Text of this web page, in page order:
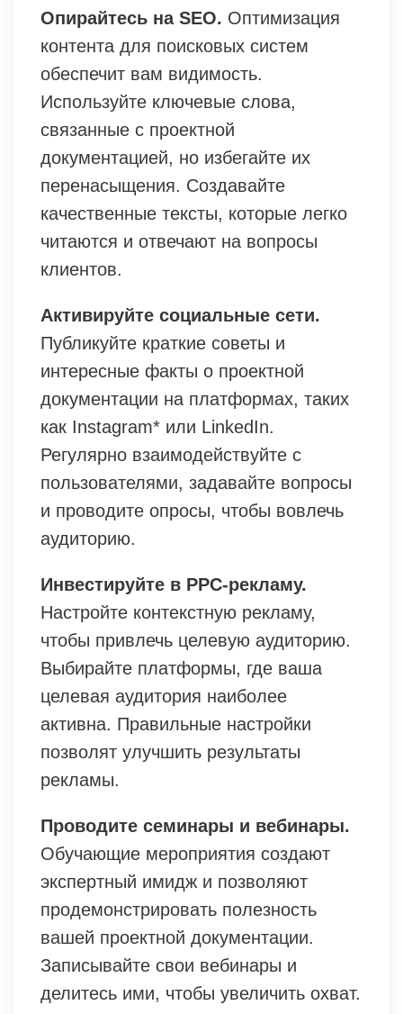
Опирайтесь на SEO. Оптимизация
контента для поисковых систем
обеспечит вам видимость.
Используйте ключевые слова,
связанные с проектной
документацией, но избегайте их
перенасыщения. Создавайте
качественные тексты, которые легко
читаются и отвечают на вопросы
клиентов.
Активируйте социальные сети.
Публикуйте краткие советы и
интересные факты о проектной
документации на платформах, таких
как Instagram* или LinkedIn.
Регулярно взаимодействуйте с
пользователями, задавайте вопросы
и проводите опросы, чтобы вовлечь
аудиторию.
Инвестируйте в PPC-рекламу.
Настройте контекстную рекламу,
чтобы привлечь целевую аудиторию.
Выбирайте платформы, где ваша
целевая аудитория наиболее
активна. Правильные настройки
позволят улучшить результаты
рекламы.
Проводите семинары и вебинары.
Обучающие мероприятия создают
экспертный имидж и позволяют
продемонстрировать полезность
вашей проектной документации.
Записывайте свои вебинары и
делитесь ими, чтобы увеличить охват.